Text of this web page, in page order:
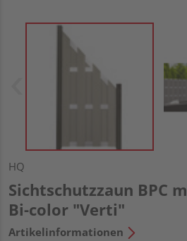
HQ
Sichtschutzzaun BPC
Bi-color "Verti"
Artikelinformationen